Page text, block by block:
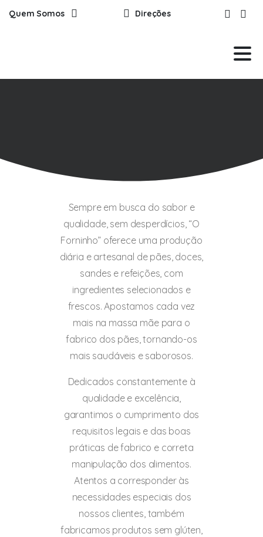
Quem Somos Direções
Sempre em busca do sabor e
qualidade, sem desperdícios, “O
Forninho” oferece uma produção
diária e artesanal de pães, doces,
sandes e refeições, com
ingredientes selecionados e
frescos. Apostamos cada vez
mais na massa mãe para o
fabrico dos pães, tornando-os
mais saudáveis e saborosos.
Dedicados constantemente à
qualidade e excelência,
garantimos o cumprimento dos
requisitos legais e das boas
práticas de fabrico e correta
manipulação dos alimentos.
Atentos a corresponder às
necessidades especiais dos
nossos clientes, também
fabricamos produtos sem glúten,